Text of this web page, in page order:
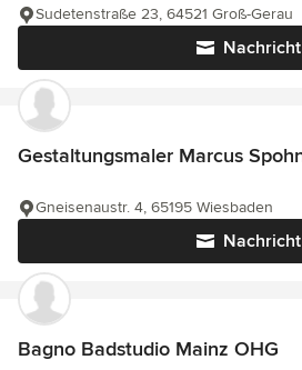
Nachricht
Sudetenstraße 23, 64521 Groß-Gerau
Gestaltungsmaler Marcus
Nachricht
Gneisenaustr. 4, 65195 Wiesbaden
Bagno Badstudio Mainz OHG